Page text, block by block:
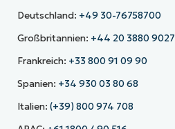
Deutschland: +49 30-76758700
Großbritannien: +44 20 3880 9027
Frankreich: +33 800 91 09 90
Spanien: +34 930 03 80 68
Italien: (+39) 800 974 708